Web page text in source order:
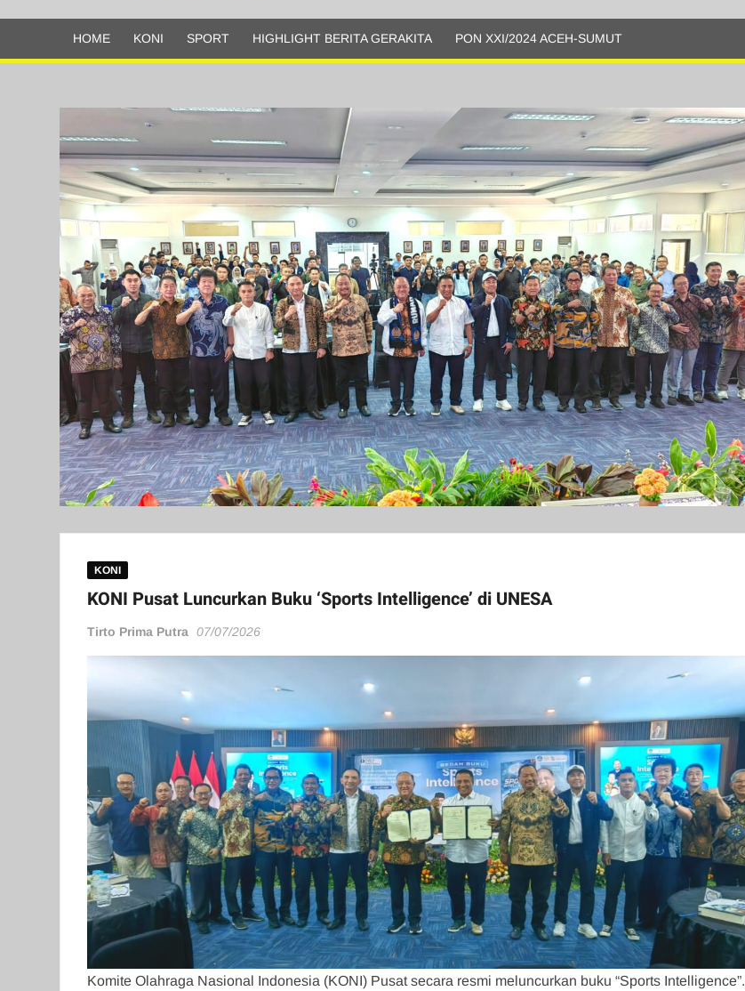
Olahraga
HOME KONI SPORT HIGHLIGHT BERITA GERAKITA PON XXI/2024 ACEH-SUMUT
KONI
KONI Pusat Luncurkan Buku ‘Sports Intelligence’ di UNESA
Tirto Prima Putra 07/07/2026
Komite Olahraga Nasional Indonesia (KONI) Pusat secara resmi meluncurkan buku “Sports Intelligence”.